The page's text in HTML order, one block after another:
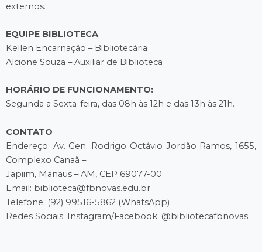
externos.
EQUIPE BIBLIOTECA
Kellen Encarnação – Bibliotecária
Alcione Souza – Auxiliar de Biblioteca
HORÁRIO DE FUNCIONAMENTO:
Segunda a Sexta-feira, das 08h às 12h e das 13h às 21h.
CONTATO
Endereço: Av. Gen. Rodrigo Octávio Jordão Ramos, 1655,
Complexo Canaã –
Japiim, Manaus – AM, CEP 69077-00
Email: biblioteca@fbnovas.edu.br
Telefone: (92) 99516-5862 (WhatsApp)
Redes Sociais: Instagram/Facebook: @bibliotecafbnovas